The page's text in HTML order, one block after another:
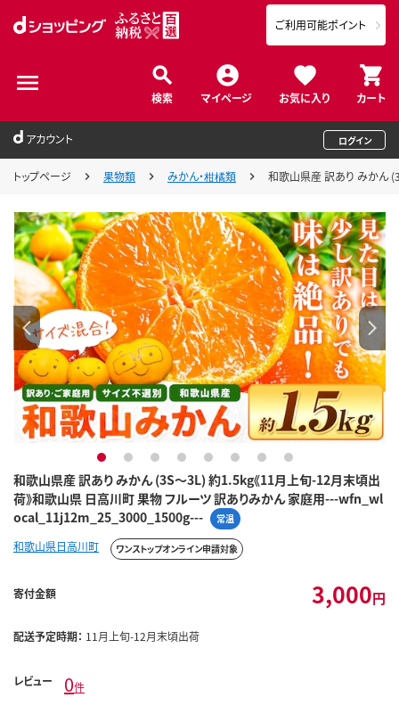
検索 マイページ お気に入り カート
ご利用可能ポイント
アカウント ログイン
トップページ 果物類 みかん・柑橘類 和歌山県産 訳あり みかん
和歌山県産 訳あり みかん (3S～3L) 約1.5kg《11月上旬-12月末頃出
荷》和歌山県 日高川町 果物 フルーツ 訳ありみかん 家庭用---wfn_wl
ocal_11j12m_25_3000_1500g---
常温
1 2 3 4 5 6 7 8
和歌山県日高川町 ワンストップオンライン申請対象
寄付金額 3,000円
配送予定時期： 11月上旬-12月末頃出荷
レビュー 0件